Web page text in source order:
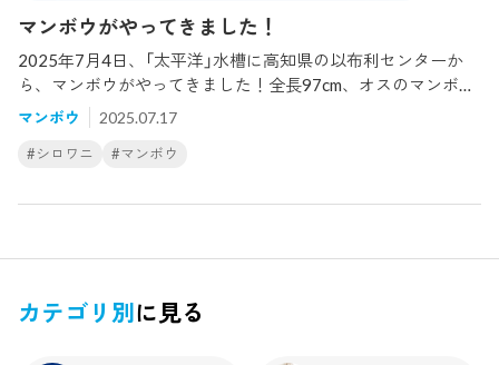
使わないため、小さく退化していると考えられています。ホ
ホジロザメの歯ジンベエザメの歯ご来館の際には、ぜひシロ
ワニや他のサメの「歯」にも注目してみてくださいね！
マンボウがやってきました！
2025年7月4日、「太平洋」水槽に高知県の以布利センターか
ら、マンボウがやってきました！全長97cm、オスのマンボウ
です。たくさんの魚たち、ジンベエザメやシロワニなどの大
きな生きものに囲まれ、緊張しているかと思われましたが、
翌日にはシロワニと並んで泳ぐ姿が見られ、早くも水槽に溶
匹、シロワニ2匹、マンボウ2匹、ナンヨウマンタ、イトマキ
とができます。見どころ満載の「太平洋」水槽をぜひ見に来て
マンボウ 2025.07.17
#シロワニ #マンボウ
カテゴリ別 に見る